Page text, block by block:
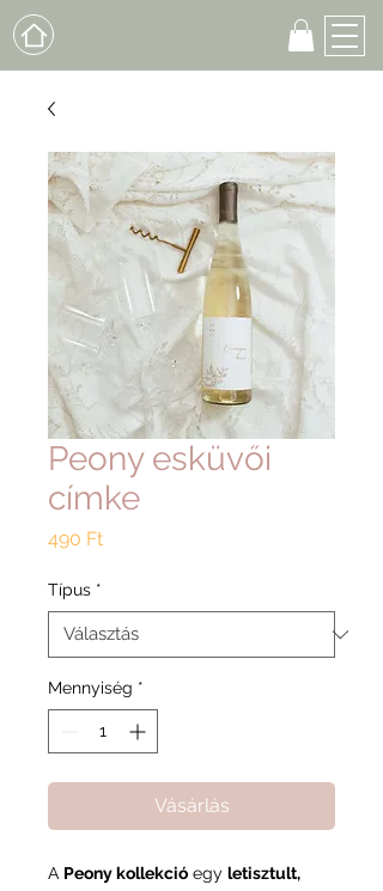
Peony esküvői
címke
490 FtÁr
Típus *
Mennyiség *
Vásárlás
A Peony kollekció egy letisztult,